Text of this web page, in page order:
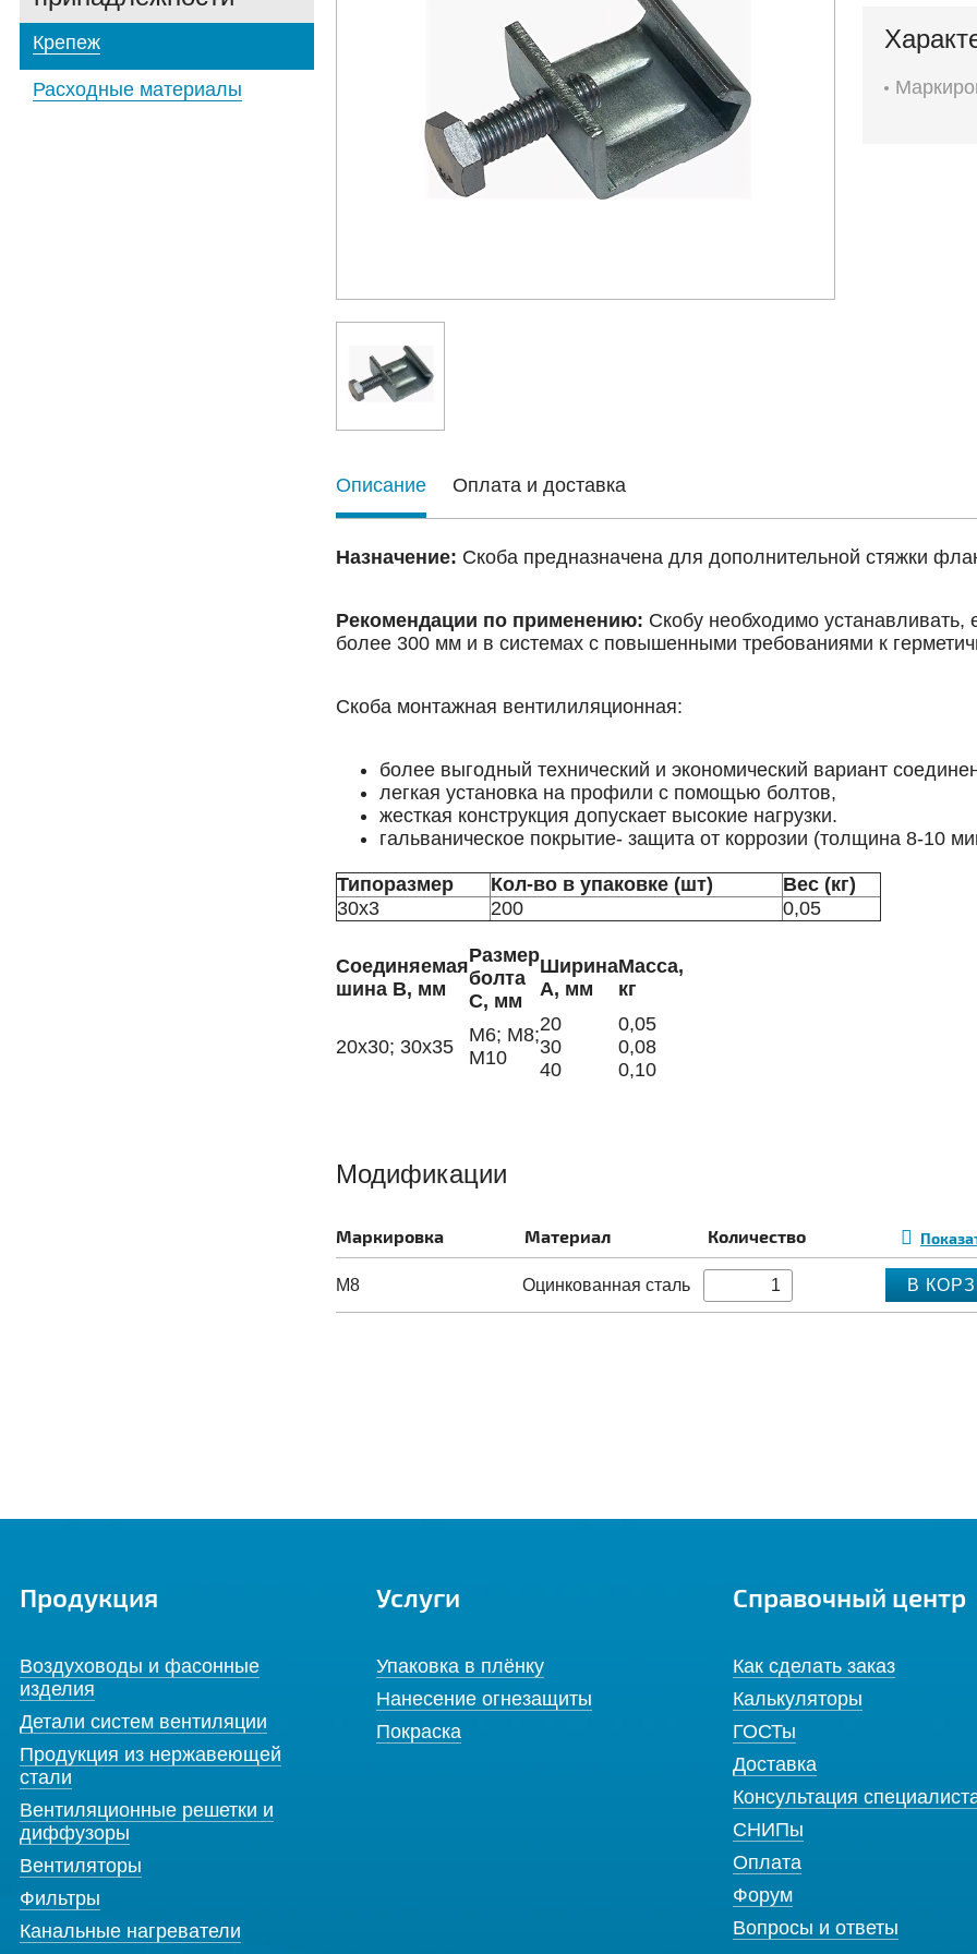
Крепеж
Расходные материалы
Описание Оплата и доставка
Назначение: Скоба предназначена для дополнительной стяжки
Рекомендации по применению: Скобу необходимо
более 300 мм и в системах с повышенными требованиями к
Скоба монтажная вентилиляционная:
более выгодный технический и экономический вариант
легкая установка на профили с помощью болтов,
жесткая конструкция допускает высокие нагрузки.
гальваническое покрытие- защита от коррозии (толщина 8-10
Типоразмер Кол-во в упаковке (шт)
Вес (кг)
30x3
200 0,05
Соединяемая
шина В, мм
Размер
болта
С, мм
Ширина
А, мм
Масса,
кг
20х30; 30х35
М6; М8;
М10
20
0,05
30
0,08
40
0,10
Модификации
Маркировка Материал Количество
М8 Оцинкованная сталь В
Продукция
Воздуховоды и фасонные
изделия
Детали систем вентиляции
Продукция из нержавеющей
стали
Вентиляционные решетки и
диффузоры
Вентиляторы
Фильтры
Канальные нагреватели
Услуги
Упаковка в плёнку
Нанесение огнезащиты
Покраска
Справочный центр
Как сделать заказ
Калькуляторы
ГОСТы
Доставка
Консультация
СНИПы
Оплата
Форум
Вопросы и ответы